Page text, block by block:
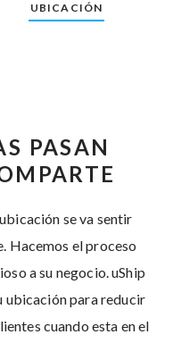
UBICACIÓN
PASAN
se va sentir
Hacemos el proceso
a su negocio. uShip
ubicación para reducir
cuando esta en el